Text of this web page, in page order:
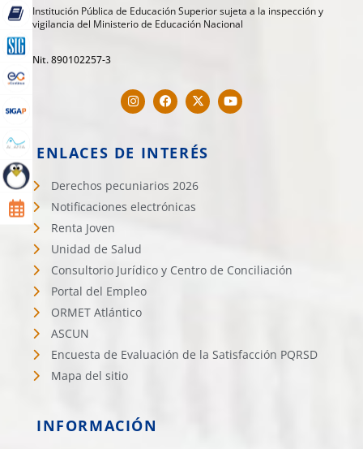
Institución Pública de Educación Superior sujeta a la inspección y
vigilancia del Ministerio de Educación Nacional
Nit. 890102257-3
ENLACES DE INTERÉS
Derechos pecuniarios 2026
Notificaciones electrónicas
Renta Joven
Unidad de Salud
Consultorio Jurídico y Centro de Conciliación
Portal del Empleo
ORMET Atlántico
ASCUN
Encuesta de Evaluación de la Satisfacción PQRSD
Mapa del sitio
INFORMACIÓN